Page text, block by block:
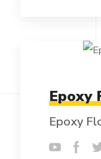
Epoxy
Epoxy